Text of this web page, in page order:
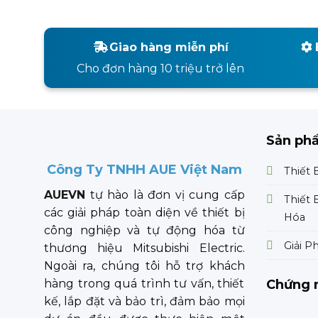
Giao hàng miễn phí
Cho đơn hàng 10 triệu trở lên
Công Ty TNHH AUE Việt Nam
AUEVN tự hào là đơn vị cung cấp
các giải pháp toàn diện về thiết bị
công nghiệp và tự động hóa từ
thương hiệu Mitsubishi Electric.
Ngoài ra, chúng tôi hỗ trợ khách
hàng trong quá trình tư vấn, thiết
kế, lắp đặt và bảo trì, đảm bảo mọi
Sản
Thiết
Thiết
Hóa
Giải
Chứng